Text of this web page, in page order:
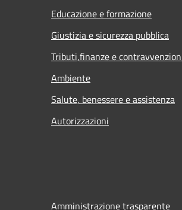
Educazione e formazione
Giustizia e sicurezza pubblica
Tributi,finanze e
Ambiente
Salute, benessere e assistenza
Autorizzazioni
Amministrazione trasparente